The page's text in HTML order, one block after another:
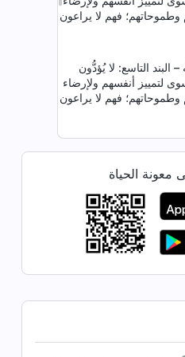
فهم لا يراعون
(القسم الأول)
– البند التاسع: لا يُؤدُّون
لتمييز أنفسهم ولإرضاء
فهم لا يراعون
(القسم الثاني)
– البند التاسع: لا يُؤدُّون
لتمييز أنفسهم ولإرضاء
فهم لا يراعون
بيت الله، بل يخونون حتَّى
مقابل المجد الشخصيّ
(القسم الثالث)
البند التاسع: لا يُؤدُّون
لتمييز أنفسهم ولإرضاء
بيت الله، بل يخونون حتَّى
لتمييز أنفسهم ولإرضاء
فهم لا يراعون
معونة الحياة